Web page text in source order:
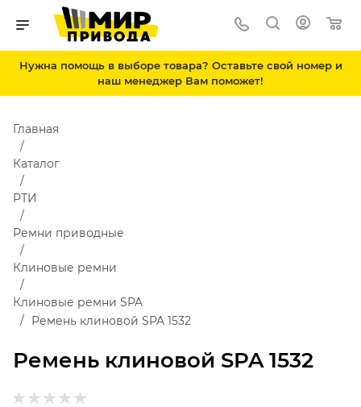
Нужна помощь в выборе товара? Оставьте свой номер и
наш менеджер Вам поможет!
Ремень клиновой SPA 1532
Главная
Каталог
РТИ
Ремни приводные
Клиновые ремни
Клиновые ремни SPA
Ремень клиновой SPA 1532